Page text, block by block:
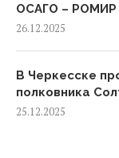
ОСАГО – РОМИР
26.12.2025
В Черкесске
полковника
25.12.2025